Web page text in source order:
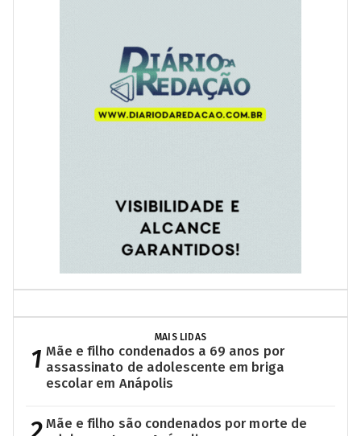
MAIS LIDAS
1 Mãe e filho condenados a 69 anos por
assassinato de adolescente em briga
escolar em Anápolis
Mãe e filho são condenados por morte de